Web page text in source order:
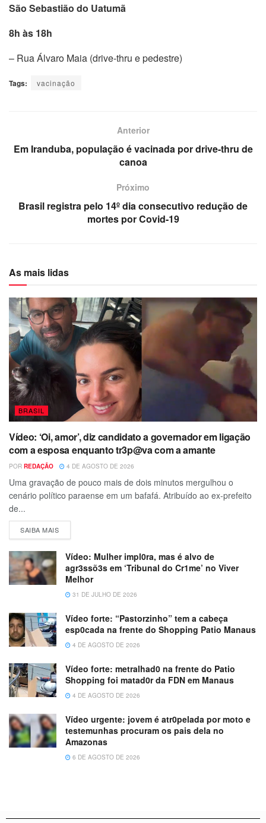
São Sebastião do Uatumã
8h às 18h
– Rua Álvaro Maia (drive-thru e pedestre)
Tags: vacinação
Anterior
Em Iranduba, população é vacinada por drive-thru de
canoa
Próximo
Brasil registra pelo 14º dia consecutivo redução de
mortes por Covid-19
As mais lidas
BRASIL
Vídeo: ‘Oi, amor’, diz candidato a governador em ligação
com a esposa enquanto tr3p@va com a amante
POR REDAÇÃO 4 DE AGOSTO DE 2026
Uma gravação de pouco mais de dois minutos mergulhou o
cenário político paraense em um bafafá. Atribuído ao ex-prefeito
de...
SAIBA MAIS
Vídeo: Mulher impl0ra, mas é alvo de
agr3ssõ3s em ‘Tribunal do Cr1me’ no Viver
Melhor
31 DE JULHO DE 2026
Vídeo forte: “Pastorzinho” tem a cabeça
esp0cada na frente do Shopping Patio Manaus
4 DE AGOSTO DE 2026
Vídeo forte: metralhad0 na frente do Patio
Shopping foi matad0r da FDN em Manaus
4 DE AGOSTO DE 2026
Vídeo urgente: jovem é atr0pelada por moto e
testemunhas procuram os pais dela no
Amazonas
6 DE AGOSTO DE 2026